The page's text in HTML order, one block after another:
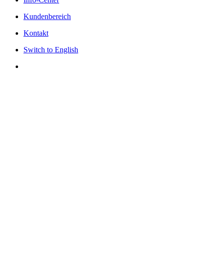
Kundenbereich
Kontakt
Switch to English